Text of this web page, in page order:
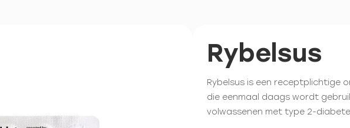
Rybelsus
Rybelsus is een receptplichtige
die eenmaal daags wordt
volwassenen met type 2-